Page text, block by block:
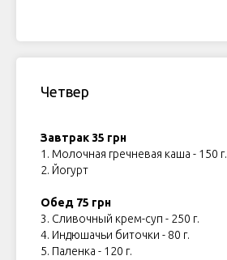
Четвер
Завтрак 35 грн
1. Молочная гречневая каша - 150 г.
2. Йогурт
Обед 75 грн
3. Сливочный крем-суп - 250 г.
4. Индюшачьи биточки - 80 г.
5. Паленка - 120 г.